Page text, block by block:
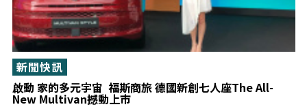
啟動 家的多元宇宙 福斯商旅 德國新創七人座The All-
New Multivan撼動上市
新聞快訊